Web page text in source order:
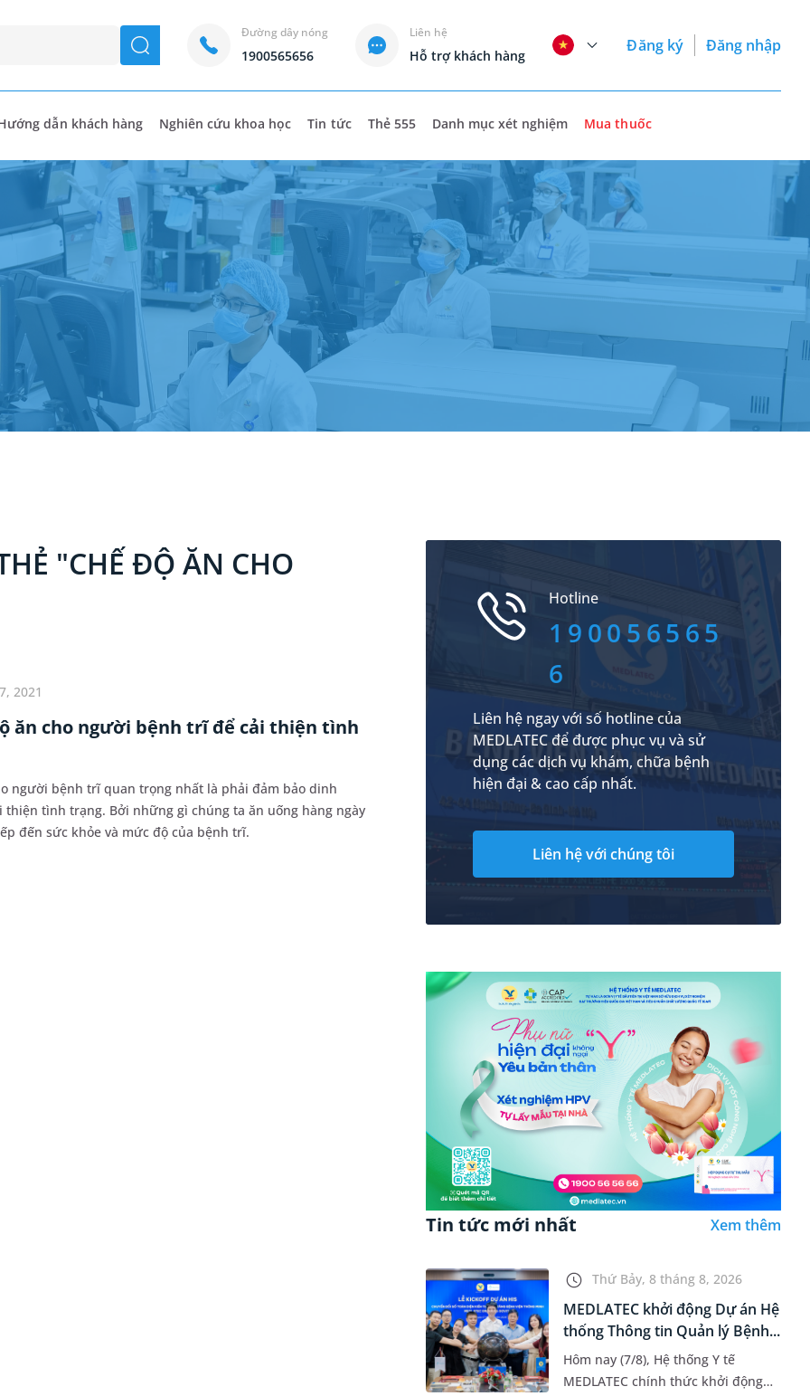
seach
Đường dây nóng
1900565656
Liên hệ
Hỗ trợ khách hàng
Đăng ký Đăng nhập
dẫn khách hàng Nghiên cứu khoa học Tin tức Thẻ 555 Danh mục xét nghiệm Mua thuốc
"CHẾ ĐỘ ĂN CHO
2021
ăn cho người bệnh trĩ để cải thiện tình
người bệnh trĩ quan trọng nhất là phải đảm bảo dinh
thiện tình trạng. Bởi những gì chúng ta ăn uống hàng ngày
đến sức khỏe và mức độ của bệnh trĩ.
Hotline
190056565
6
Liên hệ ngay với số hotline của
MEDLATEC để được phục vụ và sử
dụng các dịch vụ khám, chữa bệnh
hiện đại & cao cấp nhất.
Liên hệ với chúng tôi
Tin tức mới nhất Xem thêm
Thứ Bảy, 8 tháng 8, 2026
MEDLATEC khởi động Dự án Hệ
thống Thông tin Quản lý Bệnh...
Hôm nay (7/8), Hệ thống Y tế
MEDLATEC chính thức khởi động